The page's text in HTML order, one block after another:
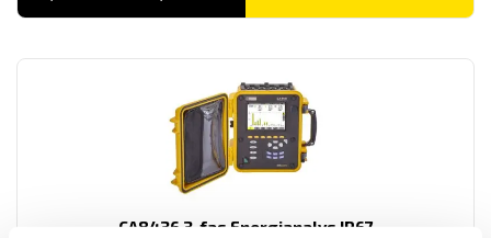
till
CA8436 3-fas Energianalys IP67